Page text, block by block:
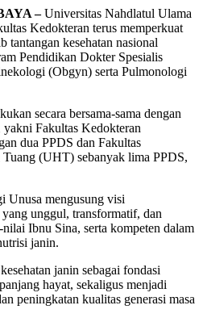
–Universitas Nahdlatul Ulama
Kedokteran terus memperkuat
tantangan kesehatan nasional
Pendidikan Dokter Spesialis
(Obgyn) serta Pulmonologi
secara bersama-sama dengan
Fakultas Kedokteran
dua PPDS dan Fakultas
(UHT) sebanyak lima PPDS,
Unusa mengusung visi
unggul, transformatif, dan
Ibnu Sina, serta kompeten dalam
janin.
janin sebagai fondasi
hayat, sekaligus menjadi
peningkatan kualitas generasi masa